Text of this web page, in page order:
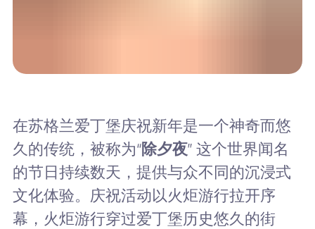
在苏格兰爱丁堡庆祝新年是一个神奇而悠
久的传统，被称为“除夕夜” 这个世界闻名
的节日持续数天，提供与众不同的沉浸式
文化体验。庆祝活动以火炬游行拉开序
幕，火炬游行穿过爱丁堡历史悠久的街